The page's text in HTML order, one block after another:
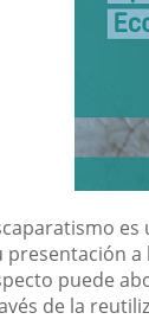
es
presentación a
puede
de la